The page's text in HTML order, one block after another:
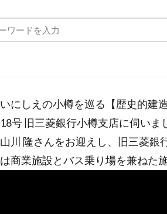
いにしえの小樽を巡る【歴史的建
18号 旧三菱銀行小樽支店に伺い
山川 隆さんをお迎えし、旧三菱銀
は商業施設とバス乗り場を兼ねた